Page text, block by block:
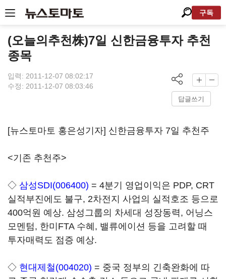
구독
(오늘의추천株)7일 신한금융투자 추천
종목
입력: 2011-12-07 08:02:17
수정: 2011-12-07 08:03:46
답글쓰기
[뉴스토마토 홍은성기자] 신한금융투자 7일 추천주
<기존 추천주>
◇ 삼성SDI(006400) = 4분기 영업이익은 PDP, CRT
실적부진에도 불구, 2차전지 사업의 실적호조 등으로
400억원 예상. 삼성그룹의 차세대 성장동력, 어닝스
모멘텀, 한미FTA 수혜, 밸류에이션 등을 고려할 때
투자매력도 점증 예상.
◇ 현대제철(004020) = 중국 정부의 긴축완화에 따